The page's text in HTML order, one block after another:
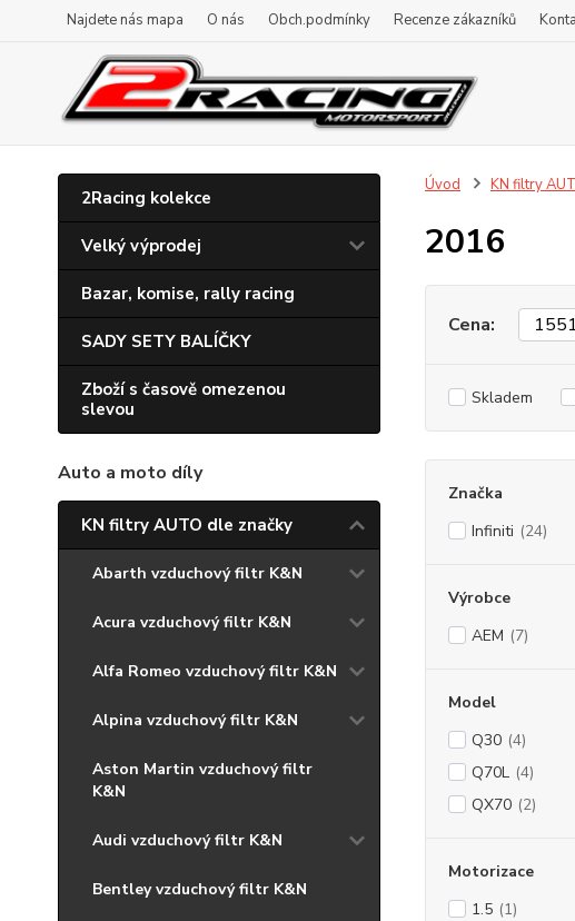
Najdete nás mapa O nás Obch.podmínky Recenze zákazníků
2Racing kolekce
Velký výprodej
Bazar, komise, rally racing
SADY SETY BALÍČKY
Zboží s časově omezenou
slevou
Auto a moto díly
KN filtry AUTO dle značky
Abarth vzduchový filtr K&N
Acura vzduchový filtr K&N
Alfa Romeo vzduchový filtr K&N
Alpina vzduchový filtr K&N
Aston Martin vzduchový filtr
K&N
Audi vzduchový filtr K&N
Bentley vzduchový filtr K&N
Úvod KN filtry
2016
Cena:
Skladem
Značka
Infiniti (24)
Výrobce
AEM (7)
Model
Q30 (4)
Q70L (4)
QX70 (2)
Motorizace
1.5 (1)